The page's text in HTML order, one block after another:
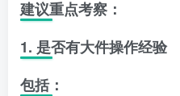
建议重点考察：
1. 是否有大件操作经验
包括：